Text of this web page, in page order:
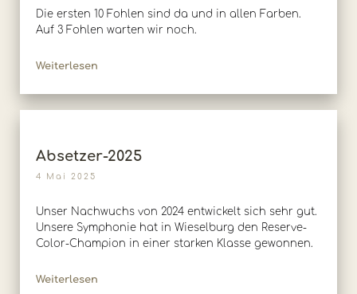
Die ersten 10 Fohlen sind da und in allen Farben.
Auf 3 Fohlen warten wir noch.
Weiterlesen
Absetzer-2025
4 Mai 2025
Unser Nachwuchs von 2024 entwickelt sich sehr gut.
Unsere Symphonie hat in Wieselburg den Reserve-
Color-Champion in einer starken Klasse gewonnen.
Weiterlesen